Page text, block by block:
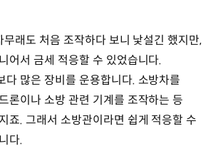
래도 처음 조작하다 보니 낯설긴 했지만,
어서 금세 적응할 수 있었습니다.
다 많은 장비를 운용합니다. 소방차를
론이나 소방 관련 기계를 조작하는 등
죠. 그래서 소방관이라면 쉽게 적응할 수
다.